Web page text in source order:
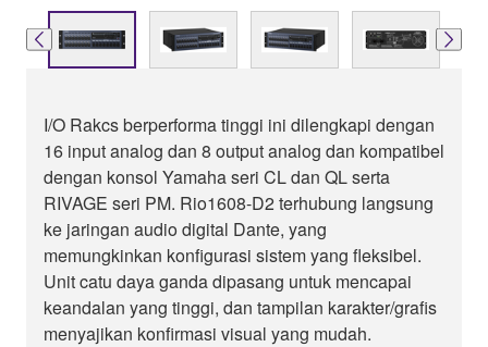
I/O Rakcs berperforma tinggi ini dilengkapi dengan
16 input analog dan 8 output analog dan kompatibel
dengan konsol Yamaha seri CL dan QL serta
RIVAGE seri PM. Rio1608-D2 terhubung langsung
ke jaringan audio digital Dante, yang
memungkinkan konfigurasi sistem yang fleksibel.
Unit catu daya ganda dipasang untuk mencapai
keandalan yang tinggi, dan tampilan karakter/grafis
menyajikan konfirmasi visual yang mudah.